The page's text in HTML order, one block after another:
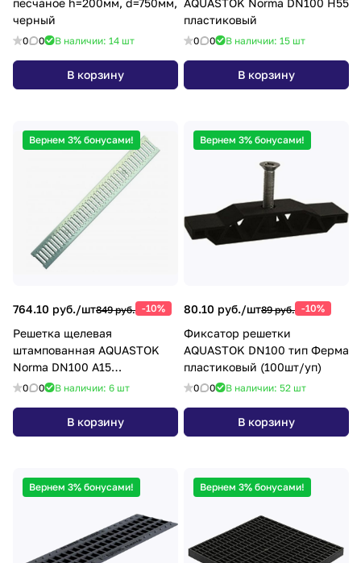
черный
0 0 В наличии: 14 шт
В корзину
пластиковый
0 0 В наличии: 15 шт
В корзину
Вернем 3% бонусами!
764.10 руб./шт849 руб. -10%
Решетка щелевая
штампованная AQUASTOK
Norma DN100 A15
оцинкованная
0 0 В наличии: 6 шт
В корзину
Вернем 3% бонусами!
80.10 руб./шт89 руб. -10%
Фиксатор решетки
AQUASTOK DN100 тип Ферма
пластиковый (100шт/уп)
0 0 В наличии: 52 шт
В корзину
Вернем 3% бонусами! Вернем 3% бонусами!